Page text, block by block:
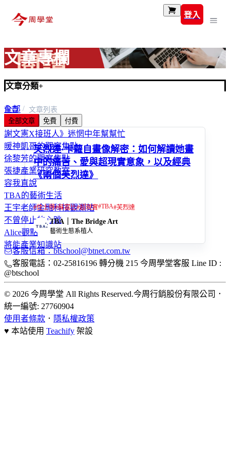
登入
文章專欄
文章分類+
全部
富玩家
謝文憲X接班人》迷惘中年幫幫忙
暖神凱哥的觀察焦點
徐黎芳的觀察焦點
張捷產業研究教室
容我直說
TBA的藝術生活
王宇老師金融科技觀測站
不曾停止的心跳
Alice觀點
將能產業知識站
首頁
文章列表
全部文章
免費 付費
芙烈達·卡蘿自畫像解密：如何解讀她畫
中的痛苦、愛與超現實意象，以及經典
《兩個芙烈達》
#佳士得#蘇富比#超現實#TBA#芙烈達
TBA｜The Bridge Art
藝術生態系植人
客服信箱：btschool@btnet.com.tw
客服電話：02-25816196 轉分機 215 今周學堂客服 Line ID :
@btschool
© 2026 今周學堂 All Rights Reserved.今周行銷股份有限公司 ．
統一編號: 27760904
使用者條款 ． 隱私權政策
♥ 本站使用 Teachify 架設